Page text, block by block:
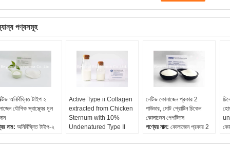
পণ্যসমূহ
অনির্বিঘ্নিত টাইপ ২
যৌগিক স্বাস্থ্যের মূল
নাম: অনির্বিঘ্নিত টাইপ-২
চিকেন স্টার্ন
Active Type ii Collagen
extracted from Chicken
Sternum with 10%
Undenatured Type II
পণ্যের নাম:সক্রিয় কোলাজেন
নেটিভ কোলাজেন প্রকার 2
পাউডার, মোট প্রোটিন চিকেন
কোলাজেন পেপটিডস
পণ্যের নাম: কোলাজেন প্রকার 2
আদর্শ:স্থানীয়